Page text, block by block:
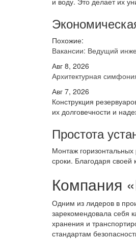
Похожие:
Вакансии: Ведущий
Авг 8, 2026
Архитектурная
Авг 7, 2026
Конструкция
их долговечности и
Простота
Монтаж
сроки. Благодаря своей
Компания
Одним из лидеров в
зарекомендовала себя
хранения и
стандартам